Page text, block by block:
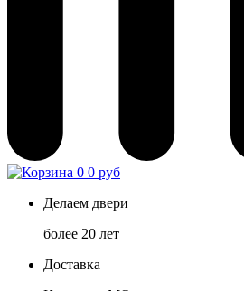
0 0 руб
Делаем двери
более 20 лет
Доставка